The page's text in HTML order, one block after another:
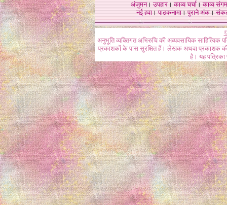
अंजुमन।उपहार।काव्य चर्चा।काव्य संगम
नई हवा। पाठकनामा। पुराने अंक।
अनुभूति व्यक्तिगत अभिरुचि की अव्यवसायिक
प्रकाशकों के पास सुरक्षित हैं। लेखक अथवा प्रकाशक की
है। यह पत्रिका